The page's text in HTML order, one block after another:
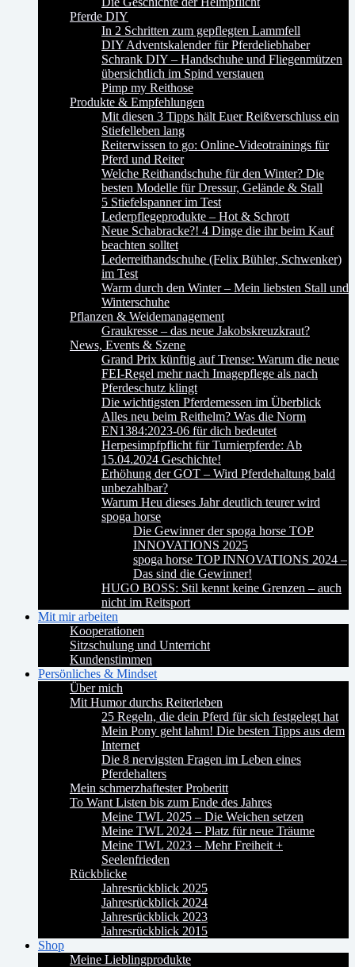
Pferde DIY
In 2 Schritten zum gepflegten Lammfell
DIY Adventskalender für Pferdeliebhaber
Schrank DIY – Handschuhe und Fliegenmützen
übersichtlich im Spind verstauen
Pimp my Reithose
Produkte & Empfehlungen
Mit diesen 3 Tipps hält Euer Reißverschluss ein
Stiefelleben lang
Reiterwissen to go: Online-Videotrainings für
Pferd und Reiter
Welche Reithandschuhe für den Winter? Die
besten Modelle für Dressur, Gelände & Stall
5 Stiefelspanner im Test
Lederpflegeprodukte – Hot & Schrott
Neue Schabracke?! 4 Dinge die ihr beim Kauf
beachten solltet
Lederreithandschuhe (Felix Bühler, Schwenker)
im Test
Warm durch den Winter – Mein liebsten Stall und
Winterschuhe
Pflanzen & Weidemanagement
Graukresse – das neue Jakobskreuzkraut?
News, Events & Szene
Grand Prix künftig auf Trense: Warum die neue
FEI-Regel mehr nach Imagepflege als nach
Pferdeschutz klingt
Die wichtigsten Pferdemessen im Überblick
Alles neu beim Reithelm? Was die Norm
EN1384:2023-06 für dich bedeutet
Herpesimpfpflicht für Turnierpferde: Ab
15.04.2024 Geschichte!
Erhöhung der GOT – Wird Pferdehaltung bald
unbezahlbar?
Warum Heu dieses Jahr deutlich teurer wird
spoga horse
Die Gewinner der spoga horse TOP
INNOVATIONS 2025
spoga horse TOP INNOVATIONS 2024 –
Das sind die Gewinner!
HUGO BOSS: Stil kennt keine Grenzen – auch
nicht im Reitsport
Mit mir arbeiten
Kooperationen
Sitzschulung und Unterricht
Kundenstimmen
Persönliches & Mindset
Über mich
Mit Humor durchs Reiterleben
25 Regeln, die dein Pferd für sich festgelegt hat
Mein Pony geht lahm! Die besten Tipps aus dem
Internet
Die 8 nervigsten Fragen im Leben eines
Pferdehalters
Mein schmerzhaftester Proberitt
To Want Listen bis zum Ende des Jahres
Meine TWL 2025 – Die Weichen setzen
Meine TWL 2024 – Platz für neue Träume
Meine TWL 2023 – Mehr Freiheit +
Seelenfrieden
Rückblicke
Jahresrückblick 2025
Jahresrückblick 2024
Jahresrückblick 2023
Jahresrückblick 2015
Shop
Meine Lieblingprodukte